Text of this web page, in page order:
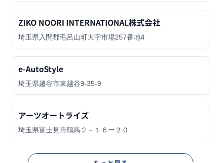
ZIKO NOORI INTERNATIONAL株式会社
埼玉県入間郡毛呂山町大字市場257番地4
e-AutoStyle
埼玉県越谷市東越谷9-35-9
アーツオートライズ
埼玉県富士見市鶴馬２－１６ー２０